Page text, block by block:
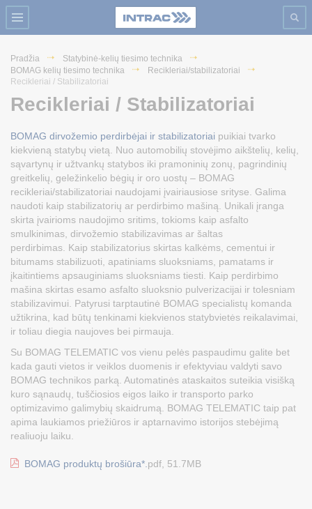
Pradžia
Statybinė-kelių tiesimo technika
BOMAG kelių tiesimo technika
Recikleriai/stabilizatoriai
Recikleriai / Stabilizatoriai
Recikleriai / Stabilizatoriai
BOMAG dirvožemio perdirbėjai ir stabilizatoriai puikiai tvarko
kiekvieną statybų vietą. Nuo automobilių stovėjimo aikštelių, kelių,
sąvartynų ir užtvankų statybos iki pramoninių zonų, pagrindinių
greitkelių, geležinkelio bėgių ir oro uostų – BOMAG
recikleriai/stabilizatoriai naudojami įvairiausiose srityse. Galima
naudoti kaip stabilizatorių ar perdirbimo mašiną. Unikali įranga
skirta įvairioms naudojimo sritims, tokioms kaip asfalto
smulkinimas, dirvožemio stabilizavimas ar šaltas
perdirbimas. Kaip stabilizatorius skirtas kalkėms, cementui ir
bitumams stabilizuoti, apatiniams sluoksniams, pamatams ir
įkaitintiems apsauginiams sluoksniams tiesti. Kaip perdirbimo
mašina skirtas esamo asfalto sluoksnio pulverizacijai ir tolesniam
stabilizavimui. Patyrusi tarptautinė BOMAG specialistų komanda
užtikrina, kad būtų tenkinami kiekvienos statybvietės reikalavimai,
ir toliau diegia naujoves bei pirmauja.
Su BOMAG TELEMATIC vos vienu pelės paspaudimu galite bet
kada gauti vietos ir veiklos duomenis ir efektyviau valdyti savo
BOMAG technikos parką. Automatinės ataskaitos suteikia visišką
kuro sąnaudų, tuščiosios eigos laiko ir transporto parko
optimizavimo galimybių skaidrumą. BOMAG TELEMATIC taip pat
apima laukiamos priežiūros ir aptarnavimo istorijos stebėjimą
realiuoju laiku.
BOMAG produktų brošiūra*.pdf, 51.7MB